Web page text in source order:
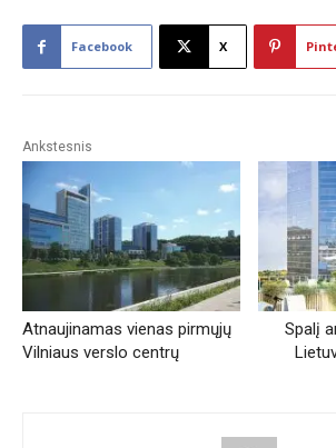
Facebook X
Ankstesnis
Atnaujinamas vienas pirmųjų
Vilniaus verslo centrų
Spalį